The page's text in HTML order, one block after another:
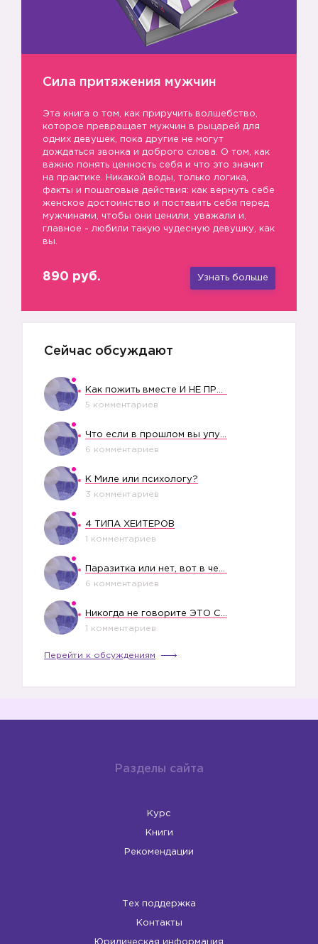
Сила притяжения мужчин
Эта книга о том, как приручить волшебство,
которое превращает мужчин в рыцарей для
одних девушек, пока другие не могут
дождаться звонка и доброго слова. О том, как
важно понять ценность себя и что это значит
на практике. Никакой воды, только логика,
факты и пошаговые действия: как вернуть себе
женское достоинство и поставить себя перед
мужчинами, чтобы они ценили, уважали и,
главное - любили такую чудесную девушку, как
вы.
890 руб. Узнать больше
Сейчас обсуждают
5 комментариев
6 комментариев
К Миле или психологу?
3 комментариев
4 ТИПА ХЕЙТЕРОВ
1 комментариев
6 комментариев
1 комментариев
Перейти к обсуждениям
Разделы сайта
Курс
Книги
Рекомендации
Тех поддержка
Контакты
Юридическая информация